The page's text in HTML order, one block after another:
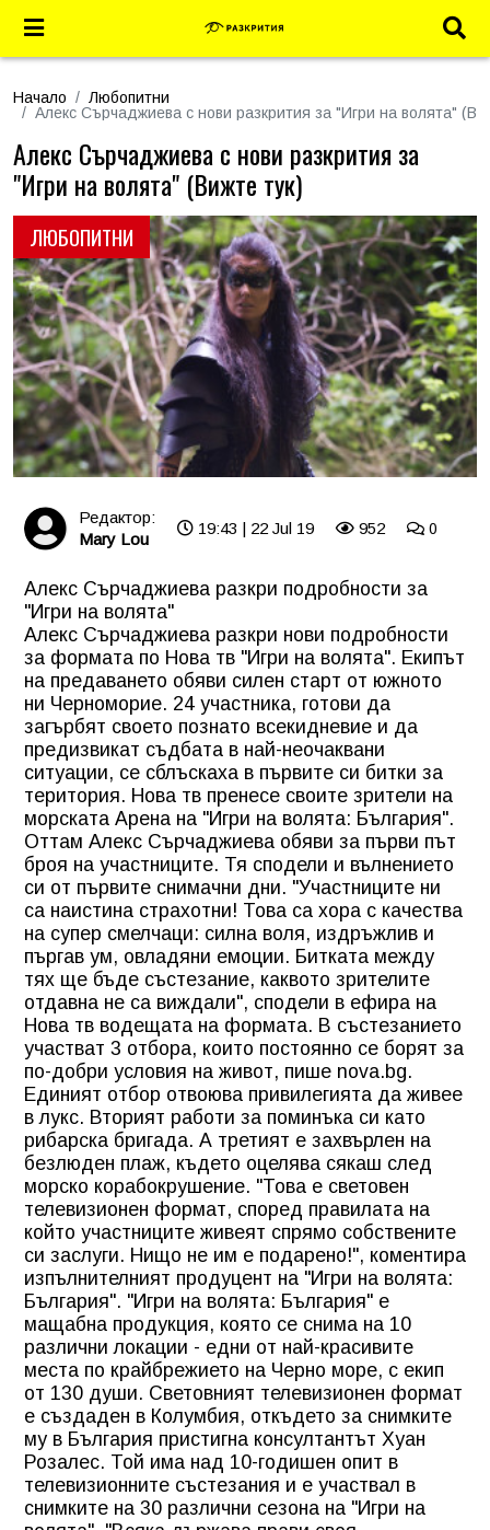
Начало
Любопитни
Алекс Сърчаджиева с нови разкрития за "Игри на волята"
ЛЮБОПИТНИ
Алекс Сърчаджиева с нови разкрития за
"Игри на волята" (Вижте тук)
Редактор:
Mary Lou
19:43 | 22 Jul 19 952 0
Алекс Сърчаджиева разкри подробности за
"Игри на волята"
Алекс Сърчаджиева разкри нови подробности
за формата по Нова тв "Игри на волята". Екипът
на предаването обяви силен старт от южното
ни Черноморие. 24 участника, готови да
загърбят своето познато всекидневие и да
предизвикат съдбата в най-неочаквани
ситуации, се сблъскаха в първите си битки за
територия. Нова тв пренесе своите зрители на
морската Арена на "Игри на волята: България".
Оттам Алекс Сърчаджиева обяви за първи път
броя на участниците. Тя сподели и вълнението
си от първите снимачни дни. "Участниците ни
са наистина страхотни! Това са хора с качества
на супер смелчаци: силна воля, издръжлив и
пъргав ум, овладяни емоции. Битката между
тях ще бъде състезание, каквото зрителите
отдавна не са виждали", сподели в ефира на
Нова тв водещата на формата. В състезанието
участват 3 отбора, които постоянно се борят за
по-добри условия на живот, пише nova.bg.
Единият отбор отвоюва привилегията да живее
в лукс. Вторият работи за поминъка си като
рибарска бригада. А третият е захвърлен на
безлюден плаж, където оцелява сякаш след
морско корабокрушение. "Това е световен
телевизионен формат, според правилата на
който участниците живеят спрямо собствените
си заслуги. Нищо не им е подарено!", коментира
изпълнителният продуцент на "Игри на волята:
България". "Игри на волята: България" е
мащабна продукция, която се снима на 10
различни локации - едни от най-красивите
места по крайбрежието на Черно море, с екип
от 130 души. Световният телевизионен формат
е създаден в Колумбия, откъдето за снимките
му в България пристигна консултантът Хуан
Розалес. Той има над 10-годишен опит в
телевизионните състезания и е участвал в
снимките на 30 различни сезона на "Игри на